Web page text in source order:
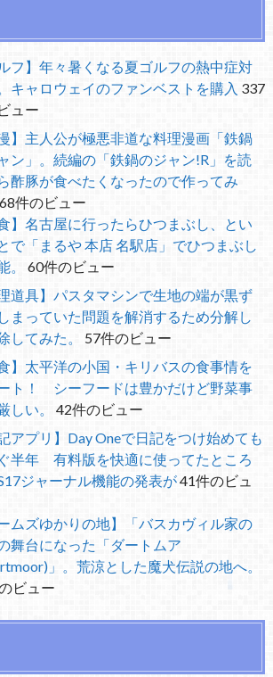
ルフ】年々暑くなる夏ゴルフの熱中症対
キャロウェイのファンベストを購入 337
ュー
漫】主人公が極悪非道な料理漫画「鉄鍋
ン」。続編の「鉄鍋のジャン!R」を読
酢豚が食べたくなったので作ってみ
68件のビュー
食】名古屋に行ったらひつまぶし、とい
で「まるや 本店 名駅店」でひつまぶし
。
60件のビュー
理道具】パスタマシンで生地の端が黒ず
まっていた問題を解消するため分解し
してみた。
57件のビュー
食】太平洋の小国・キリバスの食事情を
ト！ シーフードは豊かだけど野菜事
しい。
42件のビュー
記アプリ】Day Oneで日記をつけ始めても
半年 有料版を快適に使ってたところ
ジャーナル機能の発表が41件のビュ
ームズゆかりの地】「バスカヴィル家の
舞台になった「ダートムア
」。荒涼とした魔犬伝説の地へ。
ビュー